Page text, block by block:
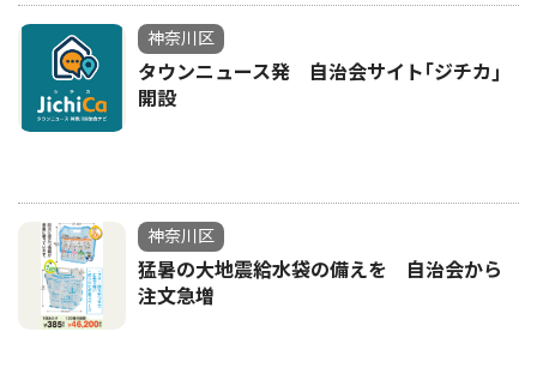
神奈川区
タウンニュース発 自治会サイト｢ジチカ｣
開設
神奈川区
猛暑の大地震給水袋の備えを 自治会から
注文急増